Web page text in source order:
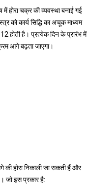
में होरा चक्र की व्यवस्था बनाई गई
को कार्य सिद्धि का अचूक माध्यम
होती है। प्रत्येक दिन के प्रारंभ में
आगे बढ़ता जाएगा।
की होरा निकाली जा सकती हैं और
जो इस प्रकार है: